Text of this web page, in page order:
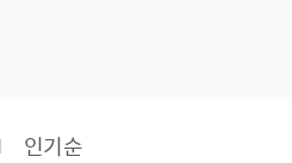
인기순